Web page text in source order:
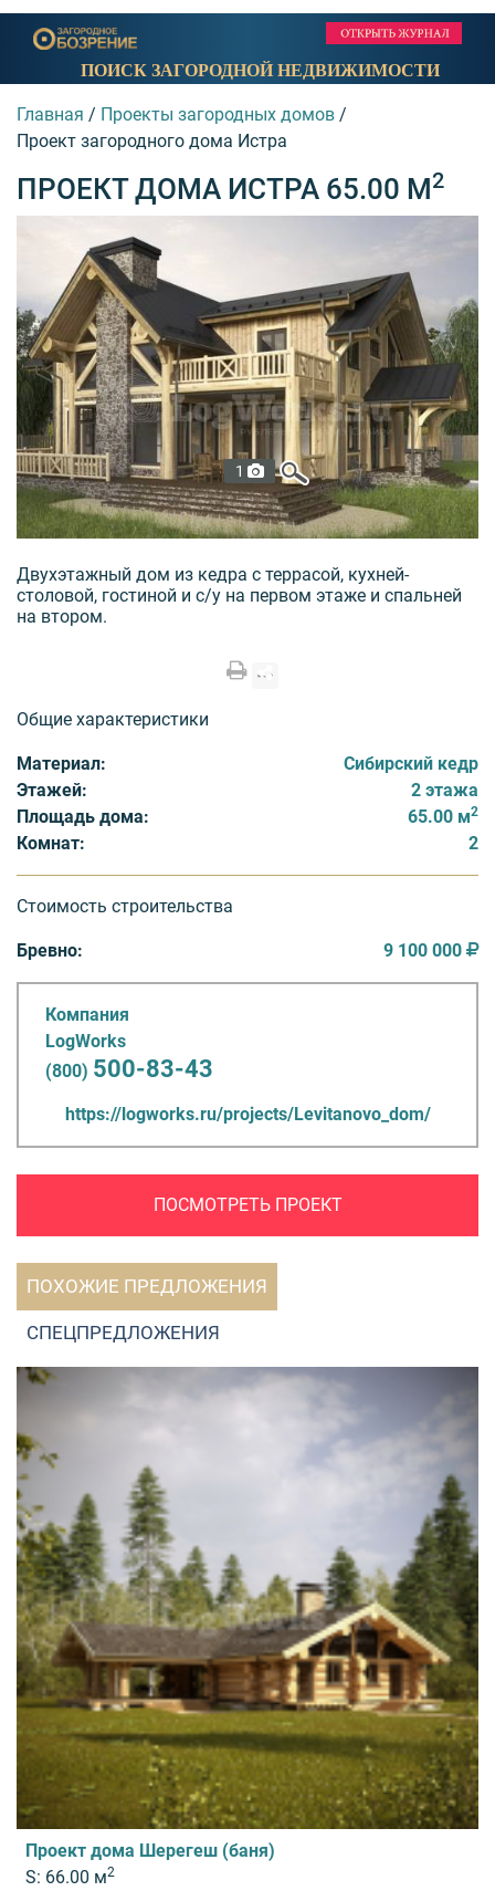
ПОИСК ЗАГОРОДНОЙ НЕДВИЖИМОСТИ
Главная / Проекты загородных домов /
Проект загородного дома Истра
ПРОЕКТ ДОМА ИСТРА 65.00 М2
1
Двухэтажный дом из кедра с террасой, кухней-
столовой, гостиной и с/у на первом этаже и спальней
на втором.
Общие характеристики
Материал:
Сибирский кедр
Этажей:
2 этажа
Площадь дома:
65.00 м2
Комнат: 2
Стоимость строительства
Бревно: 9 100 000
Компания
LogWorks
(800) 500-83-43
https://logworks.ru/projects/Levitanovo_dom/
ПОСМОТРЕТЬ ПРОЕКТ
ПОХОЖИЕ ПРЕДЛОЖЕНИЯ
СПЕЦПРЕДЛОЖЕНИЯ
Проект дома Шерегеш (баня)
S: 66.00 м2